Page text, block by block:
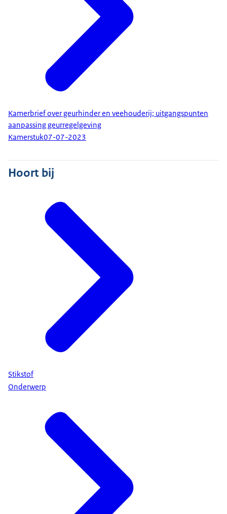
Kamerbrief over geurhinder en veehouderij; uitgangspunten
aanpassing geurregelgeving
Kamerstuk07-07-2023
Hoort bij
Stikstof
Onderwerp